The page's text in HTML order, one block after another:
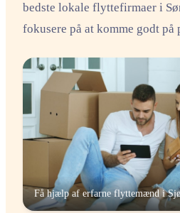
bedste lokale flyttefirmaer i
fokusere på at komme godt på
Få hjælp af erfarne flyttemænd i